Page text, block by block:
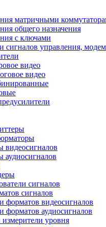
матричными
общего назначения
с ключами
сигналов управления,
видео
видео
видеосигналов
аудиосигналов
сигналов
сигналов
форматов видеосигналов
форматов аудиосигналов
уровня